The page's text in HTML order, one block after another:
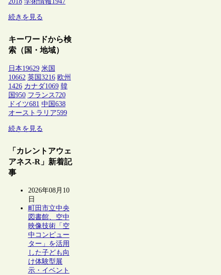
続きを見る
キーワードから検
索（国・地域）
日本19629 米国
10662 英国3216 欧州
1426 カナダ1069 韓
国950 フランス 720
ドイツ681 中国638
オーストラリア599
続きを見る
「カレントアウェ
アネス-R」新着記
事
2026年08月10
日
町田市立中央
図書館、空中
映像技術「空
中コンピュー
ター」を活用
した子ども向
け体験型展
示・イベント